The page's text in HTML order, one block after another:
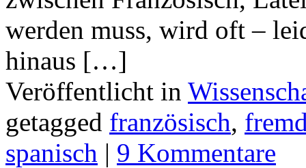
werden muss, wird oft –
hinaus […]
Veröffentlicht in
getagged französisch,
spanisch | 9 Kommentare